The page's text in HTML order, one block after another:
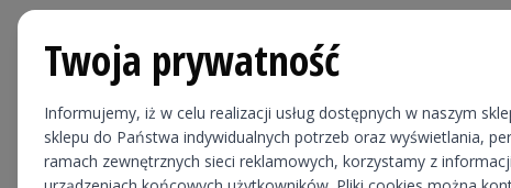
Twoja prywatność
Informujemy, iż w celu realizacji usług dostępnych w naszym
sklepu do Państwa indywidualnych potrzeb oraz wyświetlania,
ramach zewnętrznych sieci reklamowych, korzystamy z